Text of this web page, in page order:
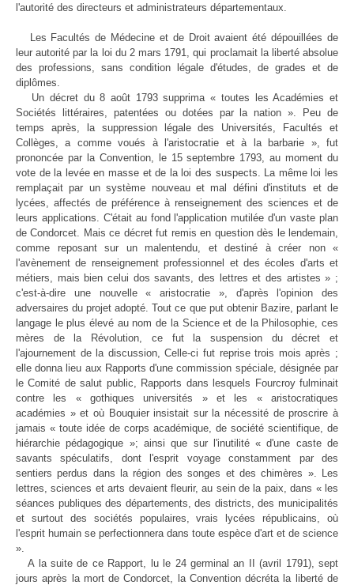
l'autorité des directeurs et administrateurs départementaux.
Les Facultés de Médecine et de Droit avaient été dépouillées de
leur autorité par la loi du 2 mars 1791, qui proclamait la liberté absolue
des professions, sans condition légale d'études, de grades et de
diplômes.
Un décret du 8 août 1793 supprima « toutes les Académies et
Sociétés littéraires, patentées ou dotées par la nation ». Peu de
temps après, la suppression légale des Universités, Facultés et
Collèges, a comme voués à l'aristocratie et à la barbarie », fut
prononcée par la Convention, le 15 septembre 1793, au moment du
vote de la levée en masse et de la loi des suspects. La même loi les
remplaçait par un système nouveau et mal défini d'instituts et de
lycées, affectés de préférence à renseignement des sciences et de
leurs applications. C'était au fond l'application mutilée d'un vaste plan
de Condorcet. Mais ce décret fut remis en question dès le lendemain,
comme reposant sur un malentendu, et destiné à créer non «
l'avènement de renseignement professionnel et des écoles d'arts et
métiers, mais bien celui dos savants, des lettres et des artistes » ;
c'est-à-dire une nouvelle « aristocratie », d'après l'opinion des
adversaires du projet adopté. Tout ce que put obtenir Bazire, parlant le
langage le plus élevé au nom de la Science et de la Philosophie, ces
mères de la Révolution, ce fut la suspension du décret et
l'ajournement de la discussion, Celle-ci fut reprise trois mois après ;
elle donna lieu aux Rapports d'une commission spéciale, désignée par
le Comité de salut public, Rapports dans lesquels Fourcroy fulminait
contre les « gothiques universités » et les « aristocratiques
académies » et où Bouquier insistait sur la nécessité de proscrire à
jamais « toute idée de corps académique, de société scientifique, de
hiérarchie pédagogique »; ainsi que sur l'inutilité « d'une caste de
savants spéculatifs, dont l'esprit voyage constamment par des
sentiers perdus dans la région des songes et des chimères ». Les
lettres, sciences et arts devaient fleurir, au sein de la paix, dans « les
séances publiques des départements, des districts, des municipalités
et surtout des sociétés populaires, vrais lycées républicains, où
l'esprit humain se perfectionnera dans toute espèce d'art et de science
».
A la suite de ce Rapport, lu le 24 germinal an II (avril 1791), sept
jours après la mort de Condorcet, la Convention décréta la liberté de